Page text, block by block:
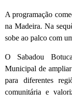
A programação
na Madeira. Na
sobe ao palco com
O Sabadou
Municipal de
para diferentes
comunitária e